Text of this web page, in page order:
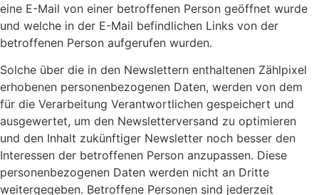
eine E-Mail von einer betroffenen Person geöffnet wurde
und welche in der E-Mail befindlichen Links von der
betroffenen Person aufgerufen wurden.
Solche über die in den Newslettern enthaltenen Zählpixel
erhobenen personenbezogenen Daten, werden von dem
für die Verarbeitung Verantwortlichen gespeichert und
ausgewertet, um den Newsletterversand zu optimieren
und den Inhalt zukünftiger Newsletter noch besser den
Interessen der betroffenen Person anzupassen. Diese
personenbezogenen Daten werden nicht an Dritte
weitergegeben. Betroffene Personen sind jederzeit